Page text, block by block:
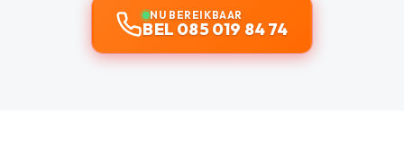
NU BEREIKBAAR
BEL 085 019 84 74